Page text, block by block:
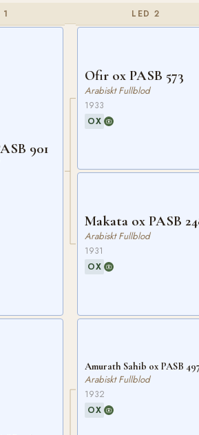
901
LED 2
Ofir ox PASB 573
Arabiskt Fullblod
1933
OX
Makata ox PASB
Arabiskt Fullblod
1931
OX
Amurath Sahib ox PASB
Arabiskt Fullblod
1932
OX